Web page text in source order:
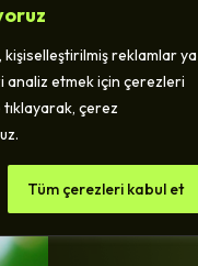
reklamlar ya
analiz etmek için çerezleri
tıklayarak, çerez
Tüm çerezleri kabul et
Dijital
İşletmeler